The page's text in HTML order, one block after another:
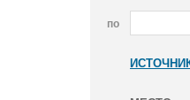
по